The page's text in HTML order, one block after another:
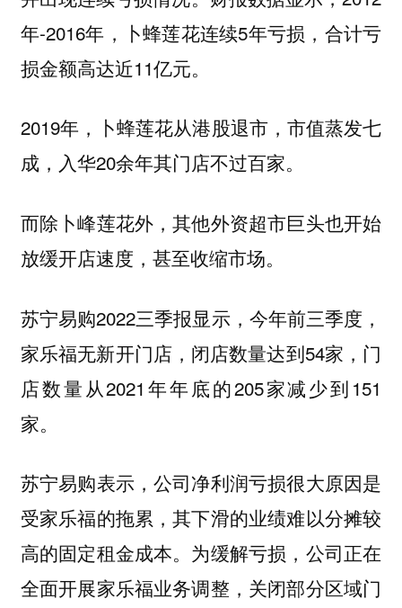
年-2016年，卜蜂莲花连续5年亏损，合计亏
损金额高达近11亿元。
2019年，卜蜂莲花从港股退市，市值蒸发七
成，入华20余年其门店不过百家。
而除卜峰莲花外，其他外资超市巨头也开始
放缓开店速度，甚至收缩市场。
苏宁易购2022三季报显示，今年前三季度，
家乐福无新开门店，闭店数量达到54家，门
店数量从2021年年底的205家减少到151
家。
苏宁易购表示，公司净利润亏损很大原因是
受家乐福的拖累，其下滑的业绩难以分摊较
高的固定租金成本。为缓解亏损，公司正在
全面开展家乐福业务调整，关闭部分区域门